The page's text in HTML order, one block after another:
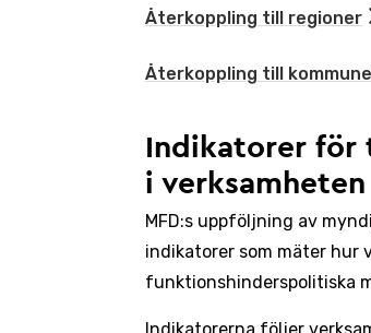
Återkoppling till regioner
Återkoppling till
Indikatorer för
i verksamheten
MFD:s uppföljning av
indikatorer som mäter hur
funktionshinderspolitiska